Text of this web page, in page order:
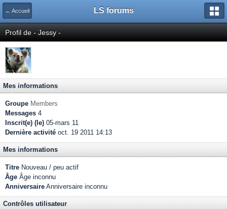
← Accueil LS forums
Profil de - Jessy -
Mes informations
Groupe Members
Messages 4
Inscrit(e) (le) 05-mars 11
Dernière activité oct. 19 2011 14:13
Mes informations
Titre Nouveau / peu actif
Âge Âge inconnu
Anniversaire Anniversaire inconnu
Contrôles utilisateur